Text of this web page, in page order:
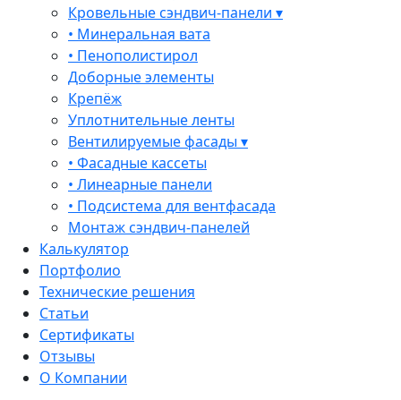
Кровельные сэндвич-панели ▾
• Минеральная вата
• Пенополистирол
Доборные элементы
Крепёж
Уплотнительные ленты
Вентилируемые фасады ▾
• Фасадные кассеты
• Линеарные панели
• Подсистема для вентфасада
Монтаж сэндвич-панелей
Калькулятор
Портфолио
Технические решения
Статьи
Сертификаты
Отзывы
О Компании